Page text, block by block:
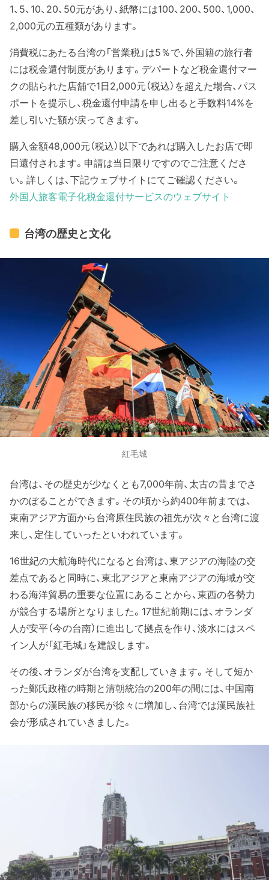
1、5、10、20、50元があり、紙幣には100、200、500、1,000、
2,000元の五種類があります。
消費税にあたる台湾の「営業税」は5％で、外国籍の旅行者
には税金還付制度があります。デパートなど税金還付マー
クの貼られた店舗で1日2,000元（税込）を超えた場合、パス
ポートを提示し、税金還付申請を申し出ると手数料14%を
差し引いた額が戻ってきます。
購入金額48,000元（税込）以下であれば購入したお店で即
日還付されます。申請は当日限りですのでご注意くださ
い。詳しくは、下記ウェブサイトにてご確認ください。
外国人旅客電子化税金還付サービスのウェブサイト
台湾の歴史と文化
紅毛城
台湾は、その歴史が少なくとも7,000年前、太古の昔までさ
かのぼることができます。その頃から約400年前までは、
東南アジア方面から台湾原住民族の祖先が次々と台湾に渡
来し、定住していったといわれています。
16世紀の大航海時代になると台湾は、東アジアの海陸の交
差点であると同時に、東北アジアと東南アジアの海域が交
わる海洋貿易の重要な位置にあることから、東西の各勢力
が競合する場所となりました。17世紀前期には、オランダ
人が安平（今の台南）に進出して拠点を作り、淡水にはスペ
イン人が「紅毛城」を建設します。
その後、オランダが台湾を支配していきます。そして短か
った鄭氏政権の時期と清朝統治の200年の間には、中国南
部からの漢民族の移民が徐々に増加し、台湾では漢民族社
会が形成されていきました。